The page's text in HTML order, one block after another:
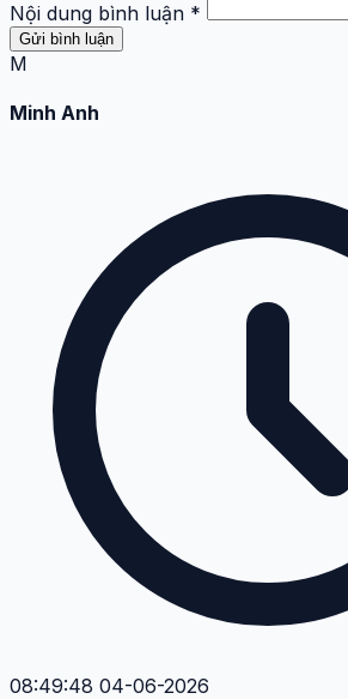
Nội dung bình luận *
Gửi bình luận
M
Minh Anh
08:49:48 04-06-2026